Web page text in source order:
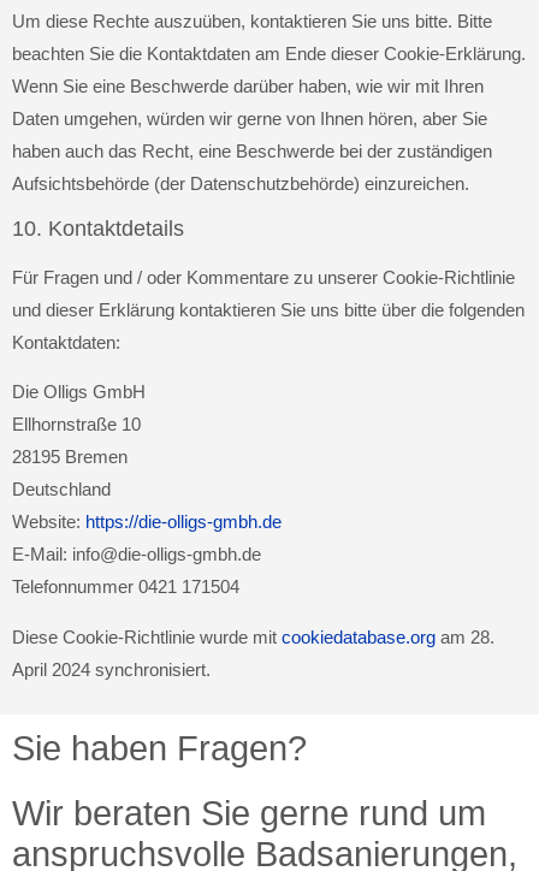
Um diese Rechte auszuüben, kontaktieren Sie uns bitte. Bitte
beachten Sie die Kontaktdaten am Ende dieser Cookie-Erklärung.
Wenn Sie eine Beschwerde darüber haben, wie wir mit Ihren
Daten umgehen, würden wir gerne von Ihnen hören, aber Sie
haben auch das Recht, eine Beschwerde bei der zuständigen
Aufsichtsbehörde (der Datenschutzbehörde) einzureichen.
10. Kontaktdetails
Für Fragen und / oder Kommentare zu unserer Cookie-Richtlinie
und dieser Erklärung kontaktieren Sie uns bitte über die folgenden
Kontaktdaten:
Die Olligs GmbH
Ellhornstraße 10
28195 Bremen
Deutschland
Website: https://die-olligs-gmbh.de
E-Mail: info@die-olligs-gmbh.de
Telefonnummer 0421 171504
Diese Cookie-Richtlinie wurde mit cookiedatabase.org am 28.
April 2024 synchronisiert.
Sie haben Fragen?
Wir beraten Sie gerne rund um
anspruchsvolle Badsanierungen,